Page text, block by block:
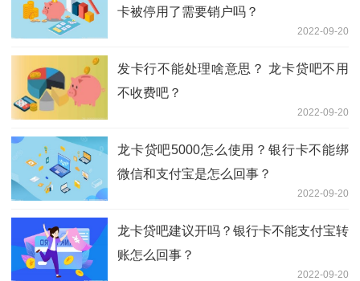
卡被停用了需要销户吗？
2022-09-20
发卡行不能处理啥意思？ 龙卡贷吧不用
不收费吧？
2022-09-20
龙卡贷吧5000怎么使用？银行卡不能绑
微信和支付宝是怎么回事？
2022-09-20
龙卡贷吧建议开吗？银行卡不能支付宝转
账怎么回事？
2022-09-20